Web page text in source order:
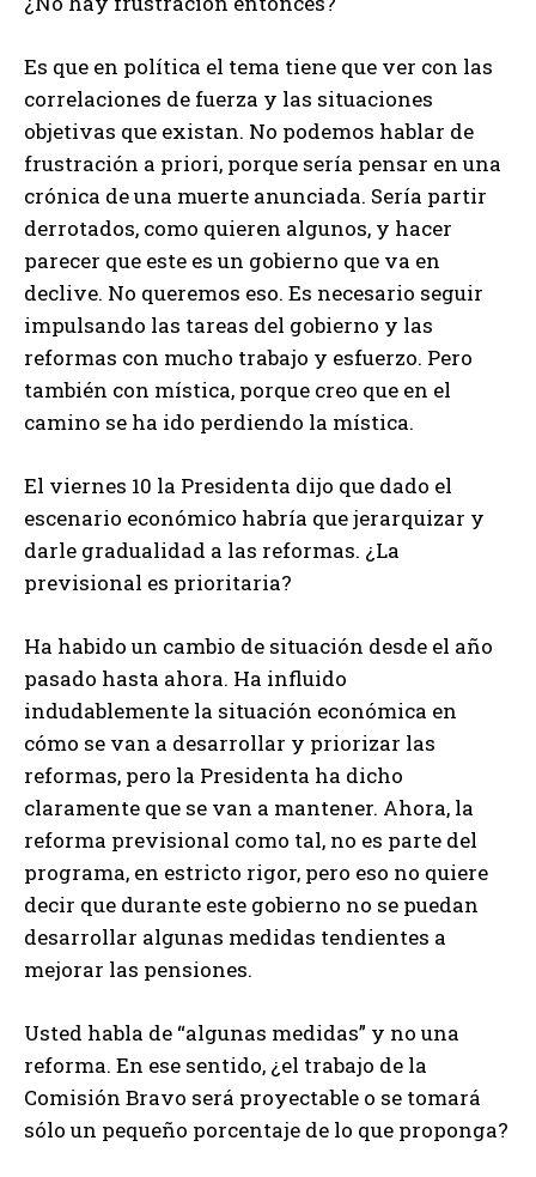
Es que en política el tema tiene que ver con las
correlaciones de fuerza y las situaciones
objetivas que existan. No podemos hablar de
frustración a priori, porque sería pensar en una
crónica de una muerte anunciada. Sería partir
derrotados, como quieren algunos, y hacer
parecer que este es un gobierno que va en
declive. No queremos eso. Es necesario seguir
impulsando las tareas del gobierno y las
reformas con mucho trabajo y esfuerzo. Pero
también con mística, porque creo que en el
camino se ha ido perdiendo la mística.
El viernes 10 la Presidenta dijo que dado el
escenario económico habría que jerarquizar y
darle gradualidad a las reformas. ¿La
previsional es prioritaria?
Ha habido un cambio de situación desde el año
pasado hasta ahora. Ha influido
indudablemente la situación económica en
cómo se van a desarrollar y priorizar las
reformas, pero la Presidenta ha dicho
claramente que se van a mantener. Ahora, la
reforma previsional como tal, no es parte del
programa, en estricto rigor, pero eso no quiere
decir que durante este gobierno no se puedan
desarrollar algunas medidas tendientes a
mejorar las pensiones.
Usted habla de “algunas medidas” y no una
reforma. En ese sentido, ¿el trabajo de la
Comisión Bravo será proyectable o se tomará
sólo un pequeño porcentaje de lo que proponga?